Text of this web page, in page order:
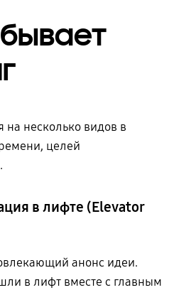
на несколько видов в
целей
.
в лифте (Elevator
анонс идеи.
в лифт вместес главным